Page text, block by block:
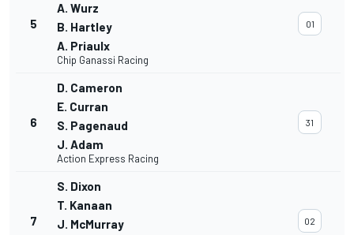
5
A. Wurz
B. Hartley
A. Priaulx
Chip Ganassi Racing
01
6
D. Cameron
E. Curran
S. Pagenaud
J. Adam
Action Express Racing
31
7
S. Dixon
T. Kanaan
J. McMurray
02